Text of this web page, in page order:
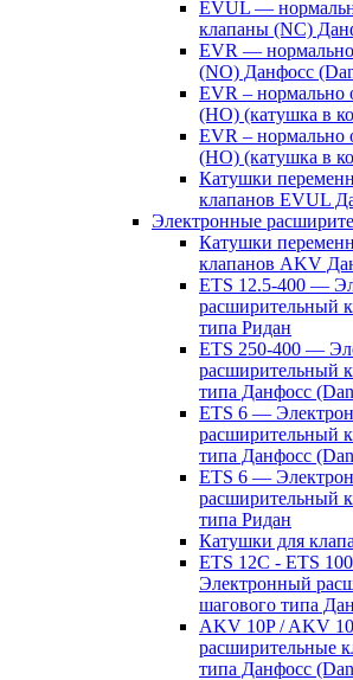
EVUL —
клапаны (NC)
EVR —
(NO) Данфосс
EVR – нормально
(НО) (катушка в
EVR – нормально
(НО) (катушка в
Катушки
клапанов EVUL
Электронные
Катушки
клапанов AKV
ETS 12.5-400 —
расширительный
типа Ридан
ETS 250-400 —
расширительный
типа Данфосс
ETS 6 —
расширительный
типа Данфосс
ETS 6 —
расширительный
типа Ридан
Катушки для
ETS 12C - ETS
Электронный
шагового типа
AKV 10P / AKV
расширительные
типа Данфосс